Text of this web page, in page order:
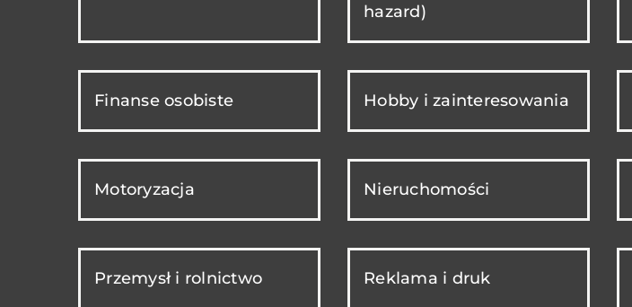
hazard)
Finanse osobiste Hobby i zainteresowania
Motoryzacja Nieruchomości
Przemysł i rolnictwo Reklama i druk